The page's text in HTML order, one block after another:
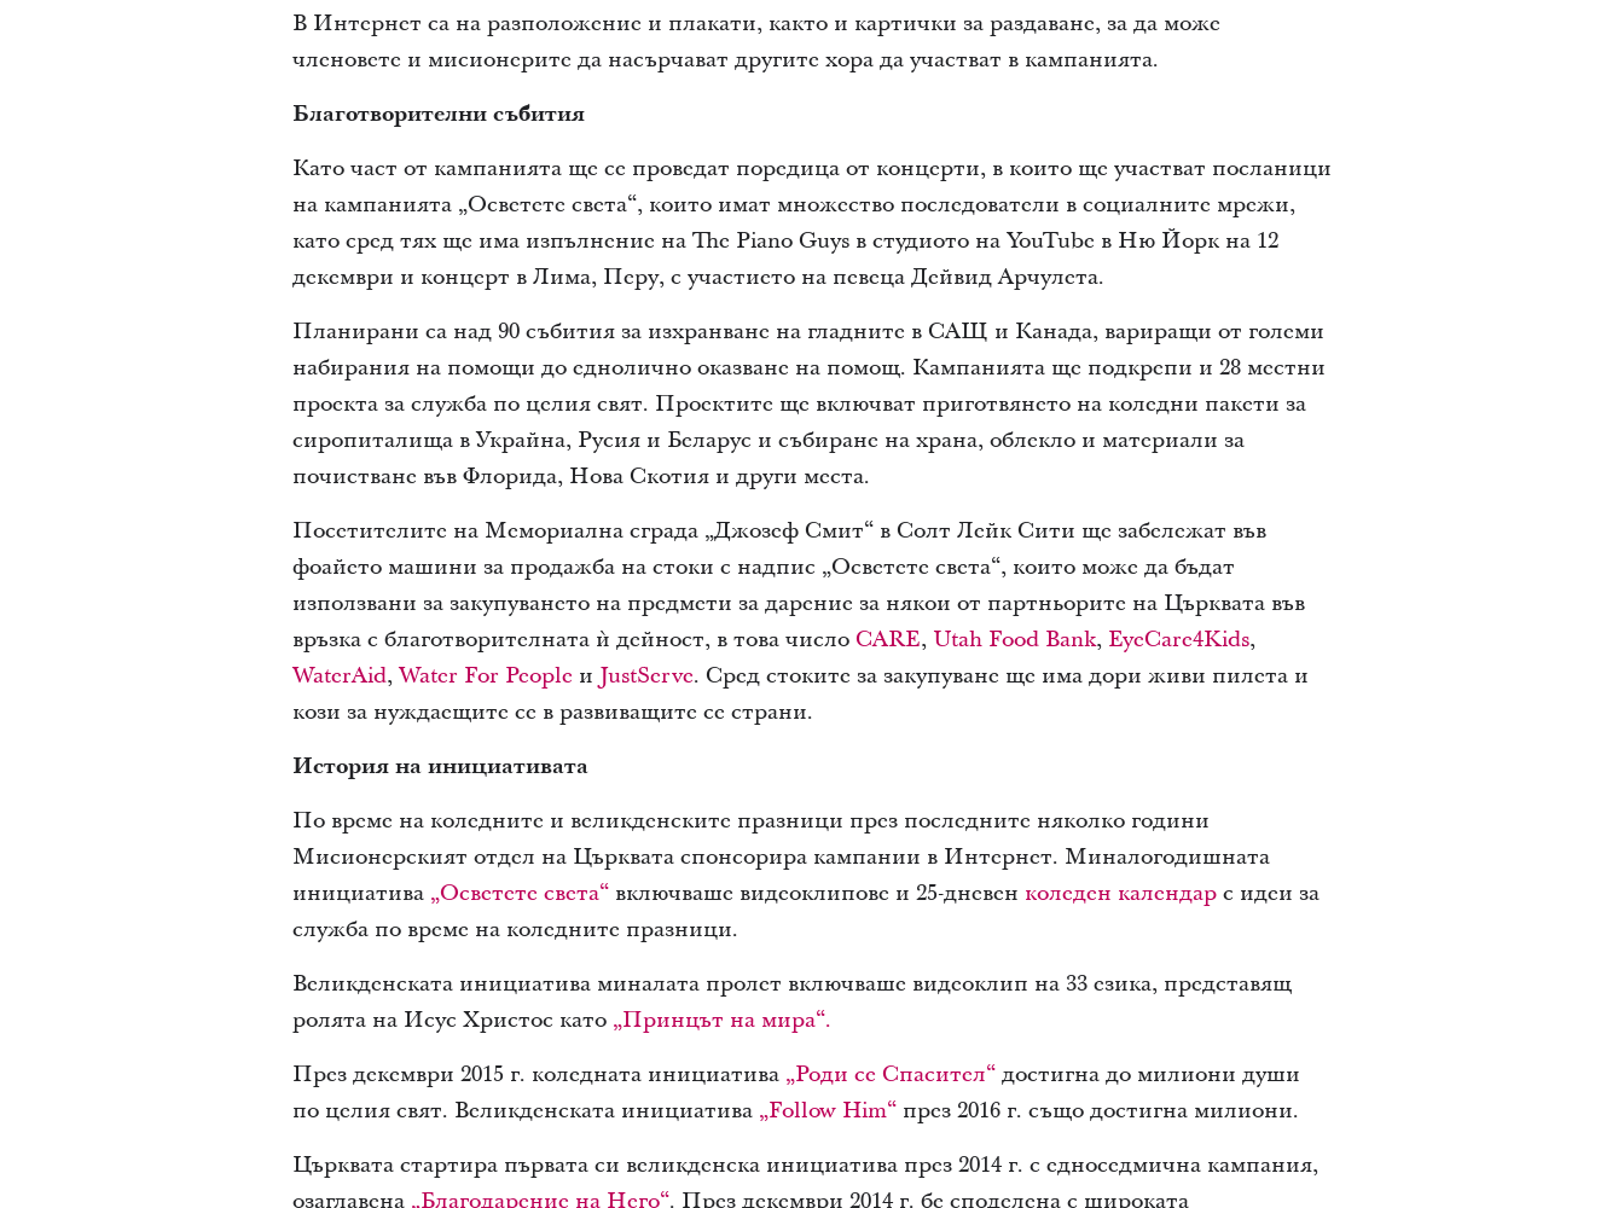
В Интернет са на разположение и плакати, както и картички за раздаване, за да може
членовете и мисионерите да насърчават другите хора да участват в кампанията.
Благотворителни събития
Като част от кампанията ще се проведат поредица от концерти, в които ще участват посланици
на кампанията „Осветете света“, които имат множество последователи в социалните мрежи,
като сред тях ще има изпълнение на The Piano Guys в студиото на YouTube в Ню Йорк на 12
декември и концерт в Лима, Перу, с участието на певеца Дейвид Арчулета.
Планирани са над 90 събития за изхранване на гладните в САЩ и Канада, вариращи от големи
набирания на помощи до еднолично оказване на помощ. Кампанията ще подкрепи и 28 местни
проекта за служба по целия свят. Проектите ще включват приготвянето на коледни пакети за
сиропиталища в Украйна, Русия и Беларус и събиране на храна, облекло и материали за
почистване във Флорида, Нова Скотия и други места.
Посетителите на Мемориална сграда „Джозеф Смит“ в Солт Лейк Сити ще забележат във
фоайето машини за продажба на стоки с надпис „Осветете света“, които може да бъдат
използвани за закупуването на предмети за дарение за някои от партньорите на Църквата във
връзка с благотворителната ѝ дейност, в това число CARE, Utah Food Bank, EyeCare4Kids,
WaterAid,Water For People и JustServe. Сред стоките за закупуване ще има дори живи пилета и
кози за нуждаещите се в развиващите се страни.
История на инициативата
По време на коледните и великденските празници през последните няколко години
Мисионерският отдел на Църквата спонсорира кампании в Интернет. Миналогодишната
инициатива „Осветете света“включваше видеоклипове и 25-дневен коледен календарс идеи за
служба по време на коледните празници.
Великденската инициатива миналата пролет включваше видеоклип на 33 езика, представящ
ролята на Исус Христос като „Принцът на мира“.
През декември 2015 г. коледната инициатива „Роди се Спасител“достигна до милиони души
по целия свят. Великденската инициатива „Follow Him“през 2016 г. също достигна милиони.
Църквата стартира първата си великденска инициатива през 2014 г. с едноседмична кампания,
озаглавена „Благодарение на Него“. През декември 2014 г. бе споделена с широката